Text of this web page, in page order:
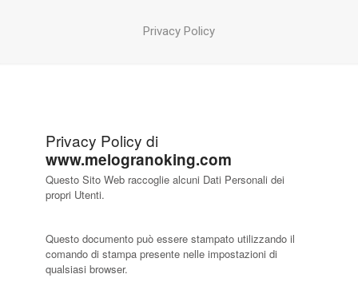
Privacy Policy
Privacy Policy di
www.melogranoking.com
Questo Sito Web raccoglie alcuni Dati Personali dei
propri Utenti.
Questo documento può essere stampato utilizzando il
comando di stampa presente nelle impostazioni di
qualsiasi browser.